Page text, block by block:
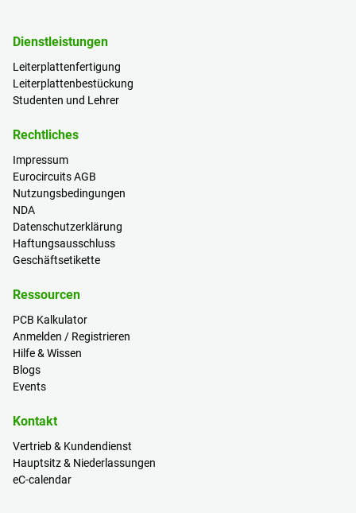
Dienstleistungen
Leiterplattenfertigung
Leiterplattenbestückung
Studenten und Lehrer
Rechtliches
Impressum
Eurocircuits AGB
Nutzungsbedingungen
NDA
Datenschutzerklärung
Haftungsausschluss
Geschäftsetikette
Ressourcen
PCB Kalkulator
Anmelden / Registrieren
Hilfe & Wissen
Blogs
Events
Kontakt
Vertrieb & Kundendienst
Hauptsitz & Niederlassungen
eC-calendar